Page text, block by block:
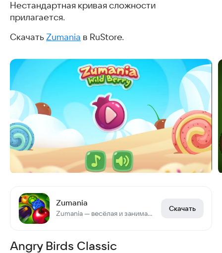
Нестандартная кривая сложности
прилагается.
Скачать Zumania в RuStore.
Zumania
Zumania — весёлая и занимательная аркада
Скачать
Angry Birds Classic